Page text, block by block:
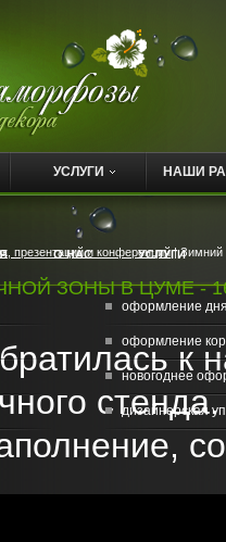
УСЛУГИ НАШИ
презентаций и конференций| Зимний
ЗОНЫ В ЦУМЕ - 16
к
О НАС УСЛУГИ
оформление
оформление
новогоднее
дизайнерская